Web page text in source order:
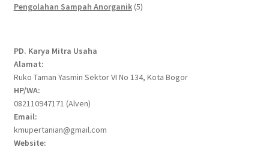
products
Pengolahan Sampah Anorganik 55
PD. Karya Mitra Usaha
Alamat:
Ruko Taman Yasmin Sektor VI No 134, Kota Bogor
HP/WA:
082110947171 (Alven)
Email:
kmupertanian@gmail.com
Website: